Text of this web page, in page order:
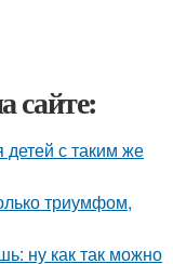
сайте:
детей с таким же
триумфом,
ну как так можно